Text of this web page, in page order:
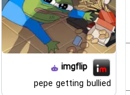
imgflip
pepe getting bullied